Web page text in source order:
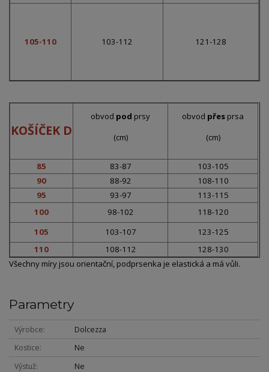
105-110 103-112 121-128
KOŠÍČEK D
obvod pod prsy
(cm)
obvod přes prsa
(cm)
85 83-87
103-105
90
88-92
108-110
95
93-97
113-115
100
98-102
118-120
105
103-107
123-125
110
108-112
128-130
Všechny míry jsou orientační, podprsenka je elastická a má vůli.
Parametry
Výrobce
Dolcezza
Kostice
Ne
Výstuž
Ne